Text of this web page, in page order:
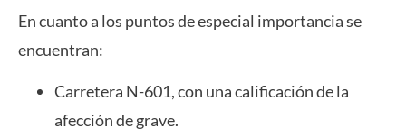
En cuanto a los puntos de especial importancia se
encuentran:
Carretera N-601, con una calificación de la
afección de grave.